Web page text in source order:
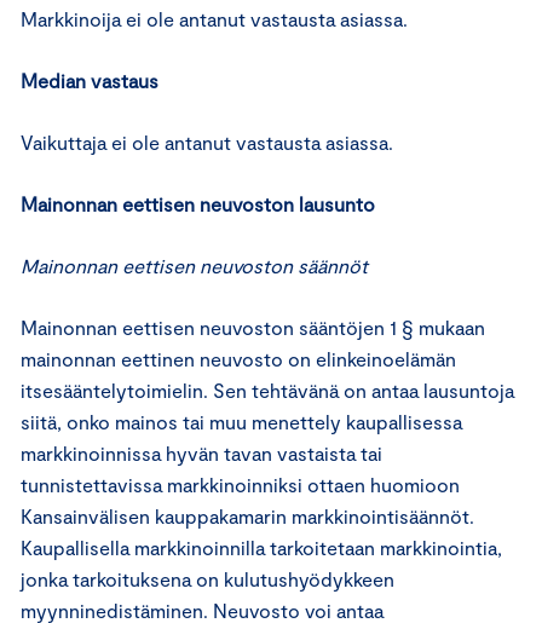
Markkinoija ei ole antanut vastausta asiassa.
Median vastaus
Vaikuttaja ei ole antanut vastausta asiassa.
Mainonnan eettisen neuvoston lausunto
Mainonnan eettisen neuvoston säännöt
Mainonnan eettisen neuvoston sääntöjen 1 § mukaan
mainonnan eettinen neuvosto on elinkeinoelämän
itsesääntelytoimielin. Sen tehtävänä on antaa lausuntoja
siitä, onko mainos tai muu menettely kaupallisessa
markkinoinnissa hyvän tavan vastaista tai
tunnistettavissa markkinoinniksi ottaen huomioon
Kansainvälisen kauppakamarin markkinointisäännöt.
Kaupallisella markkinoinnilla tarkoitetaan markkinointia,
jonka tarkoituksena on kulutushyödykkeen
myynninedistäminen. Neuvosto voi antaa